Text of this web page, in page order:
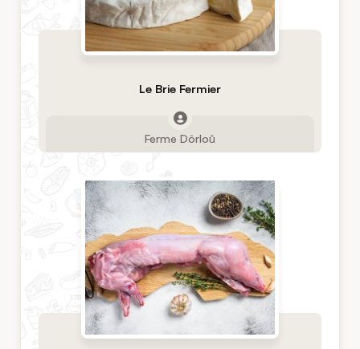
Le Brie Fermier
Ferme Dôrloû